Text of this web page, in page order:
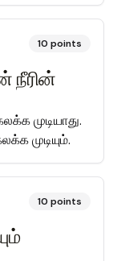
10 points
முடியாது.
முடியும்.
10 points